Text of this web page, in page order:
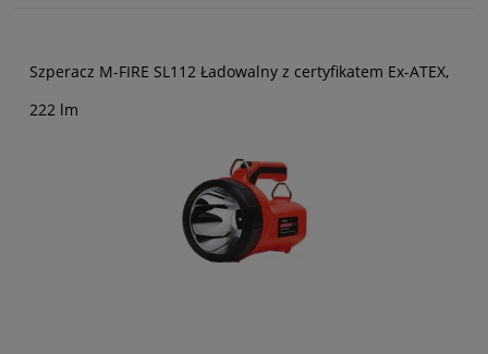
Szperacz M-FIRE SL112 Ładowalny z certyfikatem Ex-ATEX,
222 lm